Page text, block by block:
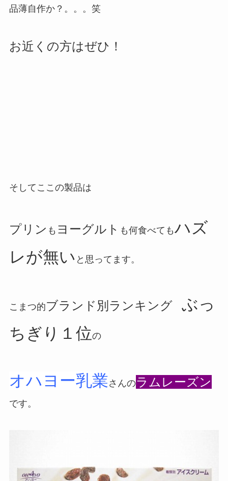
品薄自作か？。。。笑
お近くの方はぜひ！
そしてここの製品は
プリン も ヨーグルト も何食べてもハズ
レが無い と思ってます。
こまつ的ブランド別ランキング
ぶっ
ちぎり１位の
オハヨー乳業さんのラムレーズン
です。